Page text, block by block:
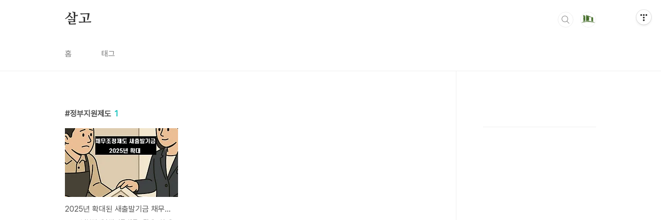
살고
홈 태그
정부지원제도 1
2025년 확대된 새출발기금 채무조정제도, 실제 사례로 알아보는 신청 가이드 (협약기관 리스트 포함)